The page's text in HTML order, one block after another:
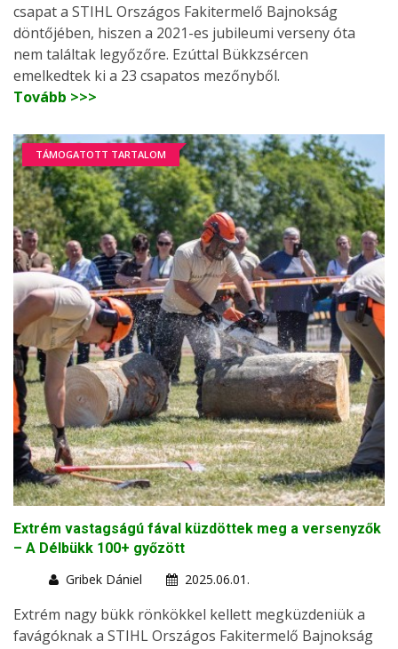
csapat a STIHL Országos Fakitermelő Bajnokság
döntőjében, hiszen a 2021-es jubileumi verseny óta
nem találtak legyőzőre. Ezúttal Bükkzsércen
emelkedtek ki a 23 csapatos mezőnyből.
Tovább >>>
TÁMOGATOTT TARTALOM
Extrém vastagságú fával küzdöttek meg a versenyzők
– A Délbükk 100+ győzött
Gribek Dániel
2025.06.01.
Extrém nagy bükk rönkökkel kellett megküzdeniük a
favágóknak a STIHL Országos Fakitermelő Bajnokság